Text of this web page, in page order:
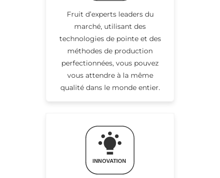
Fruit d’experts leaders du
marché, utilisant des
technologies de pointe et des
méthodes de production
perfectionnées, vous pouvez
vous attendre à la même
qualité dans le monde entier.